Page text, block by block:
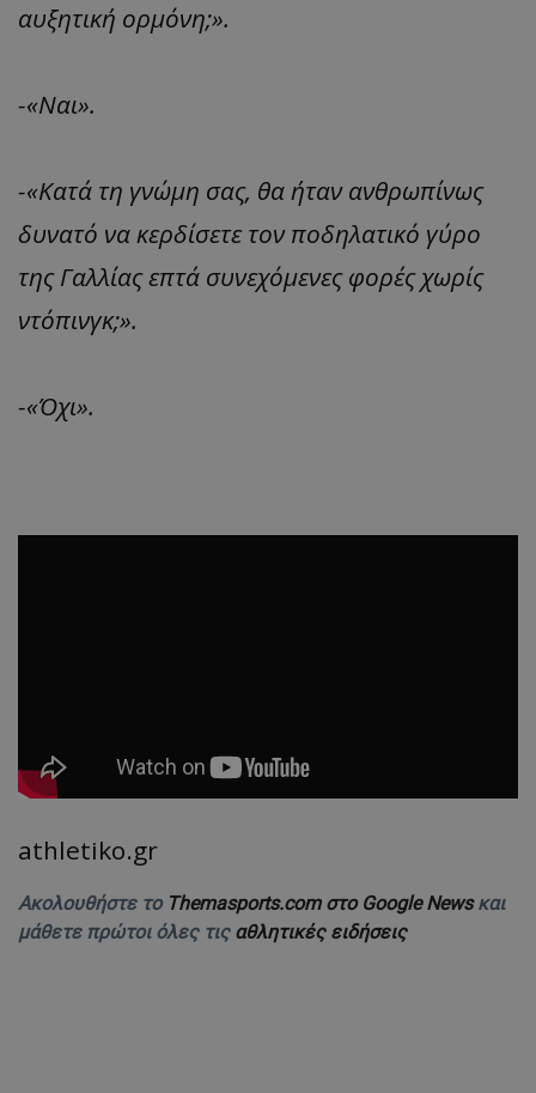
αυξητική ορμόνη;».
-«Ναι».
-«Κατά τη γνώμη σας, θα ήταν ανθρωπίνως
δυνατό να κερδίσετε τον ποδηλατικό γύρο
της Γαλλίας επτά συνεχόμενες φορές χωρίς
ντόπινγκ;».
-«Όχι».
athletiko.gr
Ακολουθήστε το Themasports.com στο Google Newsκαι
μάθετε πρώτοι όλες τις αθλητικές ειδήσεις